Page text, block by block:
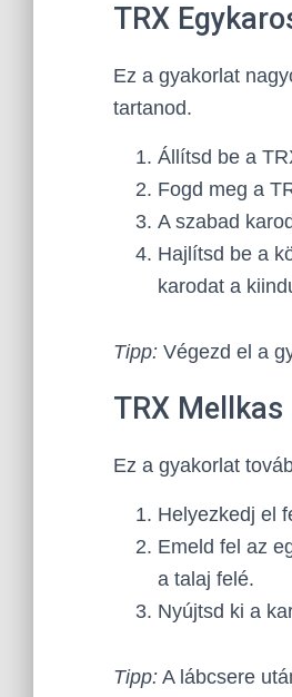
TRX
Ez a gyakorlat
tartanod.
Állítsd be a
Fogd meg a
A szabad
Hajlítsd be a
karodat a
Tipp: Végezd el a
TRX Mellkas
Ez a gyakorlat
Helyezkedj el
Emeld fel az
a talaj felé.
Nyújtsd ki a
Tipp: A lábcsere